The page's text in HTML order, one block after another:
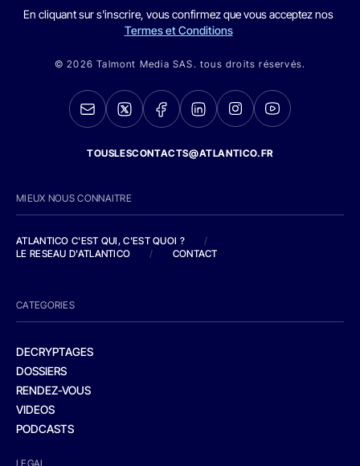
En cliquant sur s'inscrire, vous confirmez que vous acceptez nos
Termes et Conditions
© 2026 Talmont Media SAS. tous droits réservés.
TOUSLESCONTACTS@ATLANTICO.FR
MIEUX NOUS CONNAITRE
ATLANTICO C'EST QUI, C'EST QUOI ?
/
LE RESEAU D'ATLANTICO
/ CONTACT
CATEGORIES
DECRYPTAGES
DOSSIERS
RENDEZ-VOUS
VIDEOS
PODCASTS
LEGAL